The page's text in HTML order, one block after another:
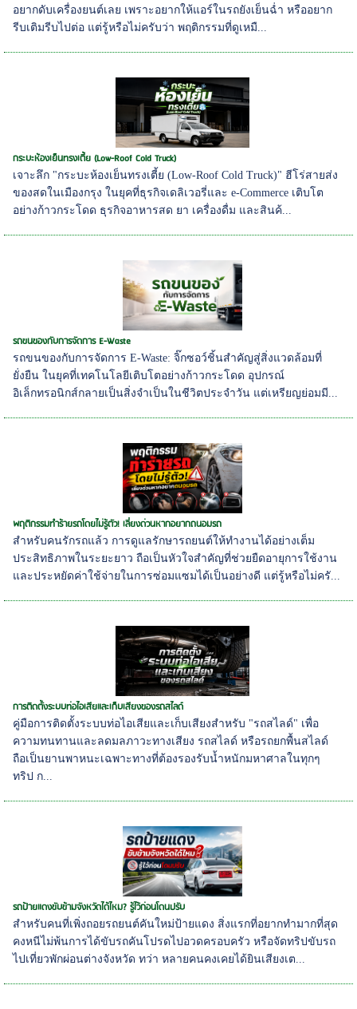
อยากดับเครื่องยนต์เลย เพราะอยากให้แอร์ในรถยังเย็นฉ่ำ หรืออยาก
รีบเติมรีบไปต่อ แต่รู้หรือไม่ครับว่า พฤติกรรมที่ดูเหมื...
กระบะห้องเย็นทรงเตี้ย (Low-Roof Cold Truck)
เจาะลึก "กระบะห้องเย็นทรงเตี้ย (Low-Roof Cold Truck)" ฮีโร่สายส่ง
ของสดในเมืองกรุง ในยุคที่ธุรกิจเดลิเวอรี่และ e-Commerce เติบโต
อย่างก้าวกระโดด ธุรกิจอาหารสด ยา เครื่องดื่ม และสินค้...
รถขนของกับการจัดการ E-Waste
รถขนของกับการจัดการ E-Waste: จิ๊กซอว์ชิ้นสำคัญสู่สิ่งแวดล้อมที่
ยั่งยืน ในยุคที่เทคโนโลยีเติบโตอย่างก้าวกระโดด อุปกรณ์
อิเล็กทรอนิกส์กลายเป็นสิ่งจำเป็นในชีวิตประจำวัน แต่เหรียญย่อมมี...
พฤติกรรมทำร้ายรถโดยไม่รู้ตัว! เลี่ยงด่วนหากอยากถนอมรถ
สำหรับคนรักรถแล้ว การดูแลรักษารถยนต์ให้ทำงานได้อย่างเต็ม
ประสิทธิภาพในระยะยาว ถือเป็นหัวใจสำคัญที่ช่วยยืดอายุการใช้งาน
และประหยัดค่าใช้จ่ายในการซ่อมแซมได้เป็นอย่างดี แต่รู้หรือไม่ครั...
การติดตั้งระบบท่อไอเสียและเก็บเสียงของรถสไลด์
คู่มือการติดตั้งระบบท่อไอเสียและเก็บเสียงสำหรับ "รถสไลด์" เพื่อ
ความทนทานและลดมลภาวะทางเสียง รถสไลด์ หรือรถยกพื้นสไลด์
ถือเป็นยานพาหนะเฉพาะทางที่ต้องรองรับน้ำหนักมหาศาลในทุกๆ
ทริป ก...
รถป้ายแดงขับข้ามจังหวัดได้ไหม? รู้ไว้ก่อนโดนปรับ
สำหรับคนที่เพิ่งถอยรถยนต์คันใหม่ป้ายแดง สิ่งแรกที่อยากทำมากที่สุด
คงหนีไม่พ้นการได้ขับรถคันโปรดไปอวดครอบครัว หรือจัดทริปขับรถ
ไปเที่ยวพักผ่อนต่างจังหวัด ทว่า หลายคนคงเคยได้ยินเสียงเต...